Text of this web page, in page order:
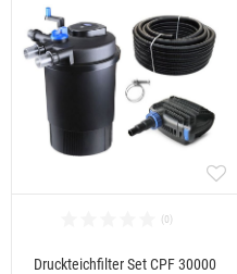
Druckteichfilter Set CPF 30000